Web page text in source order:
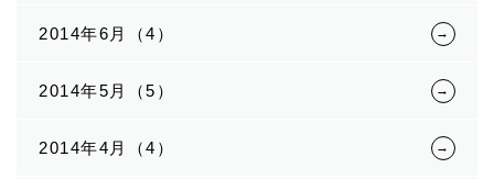
2014年6月（4）
2014年5月（5）
2014年4月（4）